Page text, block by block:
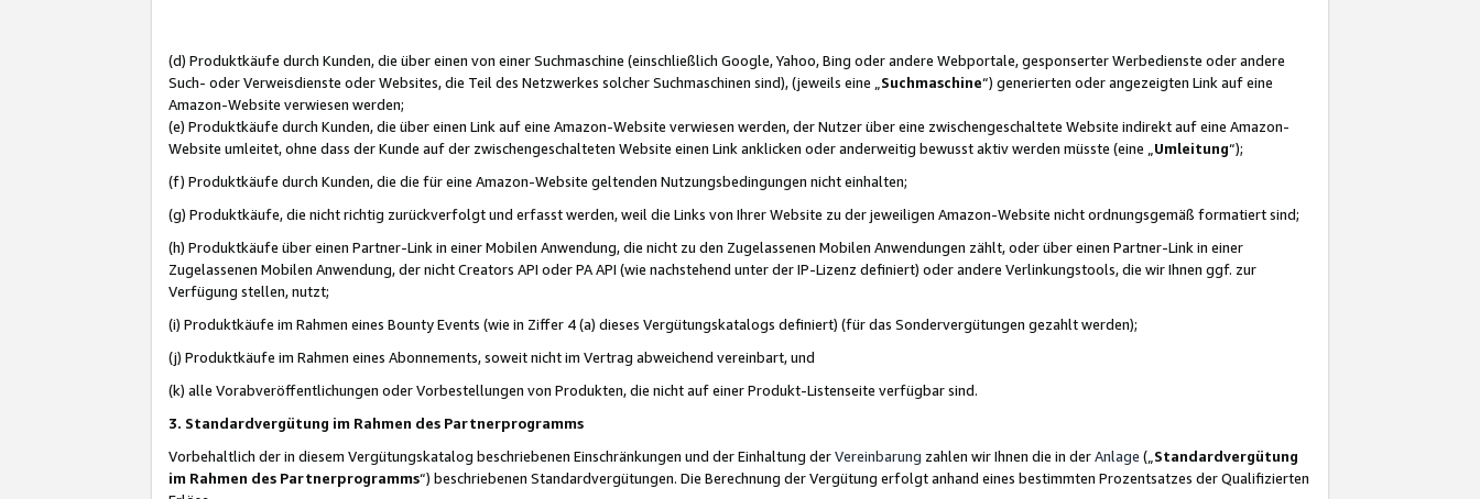
(d) Produktkäufe durch Kunden, die über einen von einer Suchmaschine (einschließlich Google, Yahoo, Bing oder andere Webportale, gesponserter Werbedienste oder andere
Such- oder Verweisdienste oder Websites, die Teil des Netzwerkes solcher Suchmaschinen sind), (jeweils eine „ Suchmaschine“) generierten oder angezeigten Link auf eine
Amazon-Website verwiesen werden;
(e) Produktkäufe durch Kunden, die über einen Link auf eine Amazon-Website verwiesen werden, der Nutzer über eine zwischengeschaltete Website indirekt auf eine Amazon-
Website umleitet, ohne dass der Kunde auf der zwischengeschalteten Website einen Link anklicken oder anderweitig bewusst aktiv werden müsste (eine „ Umleitung“);
(f) Produktkäufe durch Kunden, die die für eine Amazon-Website geltenden Nutzungsbedingungen nicht einhalten;
(g) Produktkäufe, die nicht richtig zurückverfolgt und erfasst werden, weil die Links von Ihrer Website zu der jeweiligen Amazon-Website nicht ordnungsgemäß formatiert sind;
(h) Produktkäufe über einen Partner-Link in einer Mobilen Anwendung, die nicht zu den Zugelassenen Mobilen Anwendungen zählt, oder über einen Partner-Link in einer
Zugelassenen Mobilen Anwendung, der nicht Creators API oder PA API (wie nachstehend unter der IP-Lizenz definiert) oder andere Verlinkungstools, die wir Ihnen ggf. zur
Verfügung stellen, nutzt;
(i) Produktkäufe im Rahmen eines Bounty Events (wie in Ziffer 4 (a) dieses Vergütungskatalogs definiert) (für das Sondervergütungen gezahlt werden);
(j) Produktkäufe im Rahmen eines Abonnements, soweit nicht im Vertrag abweichend vereinbart, und
(k) alle Vorabveröffentlichungen oder Vorbestellungen von Produkten, die nicht auf einer Produkt-Listenseite verfügbar sind.
3. Standardvergütung im Rahmen des Partnerprogramms
Vorbehaltlich der in diesem Vergütungskatalog beschriebenen Einschränkungen und der Einhaltung derVereinbarung zahlen wir Ihnen die in derAnlage („ Standardvergütung
im Rahmen des Partnerprogramms“) beschriebenen Standardvergütungen. Die Berechnung der Vergütung erfolgt anhand eines bestimmten Prozentsatzes der Qualifizierten